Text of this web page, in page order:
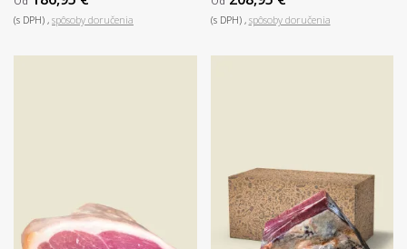
(s DPH) spôsoby doručenia (s DPH) spôsoby doručenia